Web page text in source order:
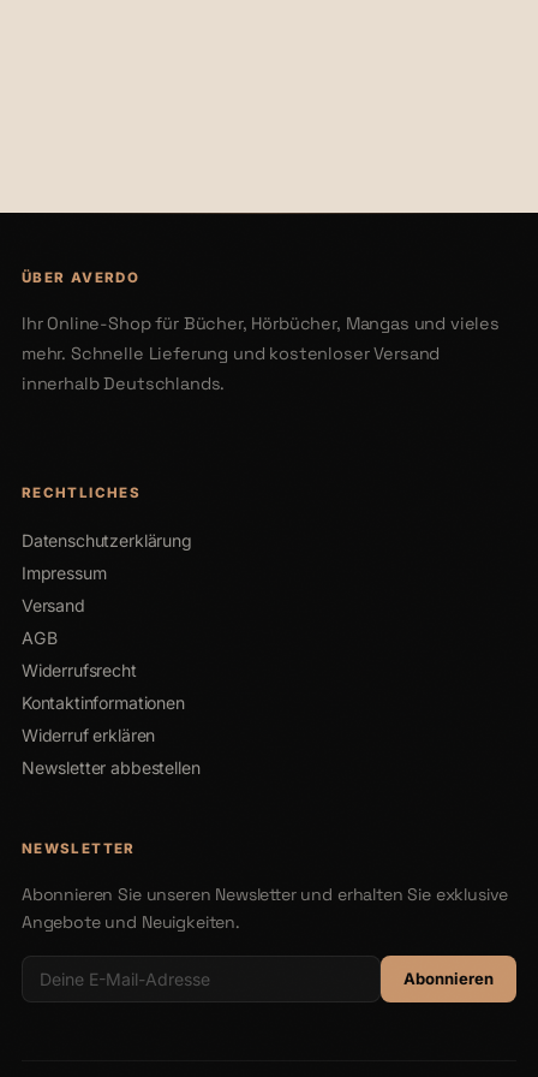
ÜBER AVERDO
Ihr Online-Shop für Bücher, Hörbücher, Mangas und vieles
mehr. Schnelle Lieferung und kostenloser Versand
innerhalb Deutschlands.
RECHTLICHES
Datenschutzerklärung
Impressum
Versand
AGB
Widerrufsrecht
Kontaktinformationen
Widerruf erklären
Newsletter abbestellen
NEWSLETTER
Abonnieren Sie unseren Newsletter und erhalten Sie exklusive
Angebote und Neuigkeiten.
Abonnieren